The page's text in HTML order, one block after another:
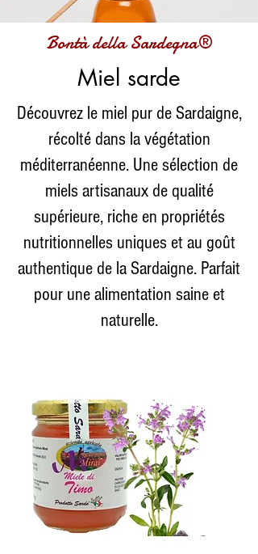
Bontà della Sardegna®
Miel sarde
Découvrez le miel pur de Sardaigne,
récolté dans la végétation
méditerranéenne. Une sélection de
miels artisanaux de qualité
supérieure, riche en propriétés
nutritionnelles uniques et au goût
authentique de la Sardaigne. Parfait
pour une alimentation saine et
naturelle.